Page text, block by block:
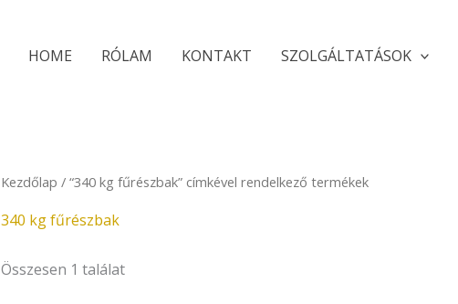
HOME RÓLAM KONTAKT SZOLGÁLTATÁSOK
Kezdőlap / “340 kg fűrészbak” címkével rendelkező termékek
340 kg fűrészbak
Összesen 1 találat